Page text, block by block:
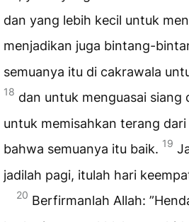
dan yang lebih kecil untuk
menjadikan juga bintang-
semuanya itu di cakrawala
18 dan untuk menguasai siang
untuk memisahkan terang
bahwa semuanya itu baik. 19
jadilah pagi, itulah hari
20 Berfirmanlah Allah: